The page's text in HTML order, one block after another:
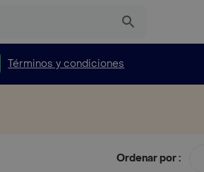
Términos y condiciones
Ordenar por :